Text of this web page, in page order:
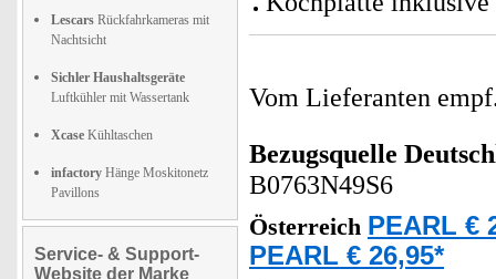
Lescars Rückfahrkameras mit
Nachtsicht
Sichler Haushaltsgeräte
Luftkühler mit Wassertank
Xcase Kühltaschen
infactory Hänge Moskitonetz
Pavillons
Service- & Support-
Website der Marke
Vom Lieferanten
Bezugsquelle
B0763N49S6
Österreich PEARL €
PEARL € 26,95*